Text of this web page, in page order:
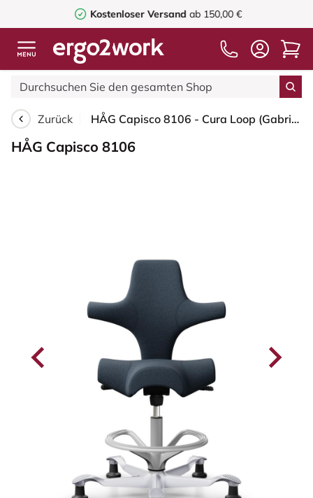
Kostenloser Versandab 150,00 €
Zurück HÅG Capisco 8106 - Cura Loop (Gabriel) - Recyceltes Polyester - CLP66165 Blue - Silber - 265 mm (Sitzhöhe 53-79cm) - Bodengleiter
HÅG Capisco 8106